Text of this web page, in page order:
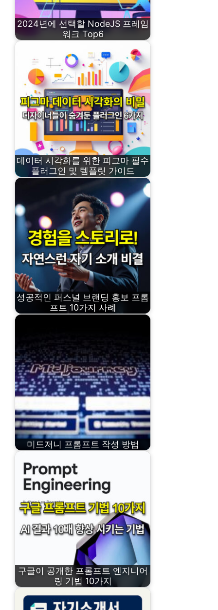
2024년에 선택할 NodeJS 프레임
워크 Top6
데이터 시각화를 위한 피그마 필수
플러그인 및 템플릿 가이드
성공적인 퍼스널 브랜딩 홍보 프롬
프트 10가지 사례
미드저니 프롬프트 작성 방법
구글이 공개한 프롬프트 엔지니어
링 기법 10가지